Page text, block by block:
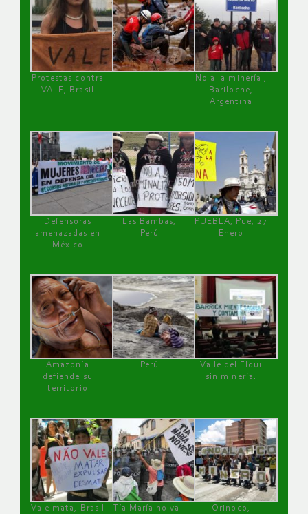
Protestas contra
VALE, Brasil
No a la minería ,
Bariloche,
Argentina
Defensoras
amenazadas en
México
Las Bambas,
Perú
PUEBLA, Pue, 27
Enero
Amazonía
defiende su
territorio
Perú
Valle del Elqui
sin minería.
Vale mata, Brasil Tía María no va ! Orinoco,